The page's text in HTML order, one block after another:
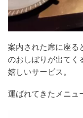
案内された席に座る
のおしぼりが出てく
嬉しいサービス。
運ばれてきたメニュ